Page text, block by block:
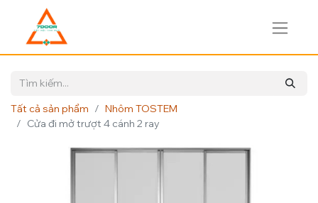
Tất cả sản phẩm
Nhôm TOSTEM
Cửa đi mở trượt 4 cánh 2 ray